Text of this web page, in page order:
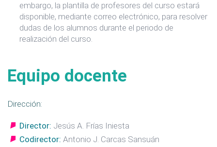
embargo, la plantilla de profesores del curso estará
disponible, mediante correo electrónico, para resolver
dudas de los alumnos durante el periodo de
realización del curso.
Equipo docente
Dirección:
Director: Jesús A. Frías Iniesta
Codirector: Antonio J. Carcas Sansuán